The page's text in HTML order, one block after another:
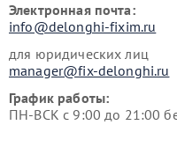
Электронная почта:
info@delonghi-fixim.ru
для юридических лиц
manager@fix-delonghi.ru
График работы:
ПН-ВСК с 9:00 до 21:00